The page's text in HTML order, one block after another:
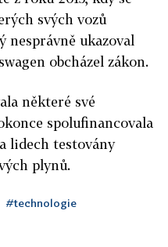
svých vozů
nesprávně ukazoval
obcházel zákon.
některé své
spolufinancovala
lidech testovány
plynů.
#technologie